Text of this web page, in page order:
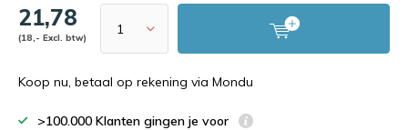
21,78
(18,- Excl. btw)
Koop nu, betaal op rekening via Mondu
>100.000 Klanten gingen je voor